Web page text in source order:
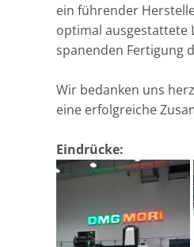
ein führender
optimal ausgestattete
spanenden Fertigung
Wir bedanken uns
eine erfolgreiche
Eindrücke: